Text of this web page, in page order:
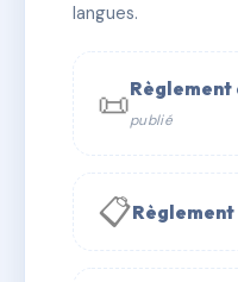
📞 Contacter Syndic
langues.
📜publié
📋